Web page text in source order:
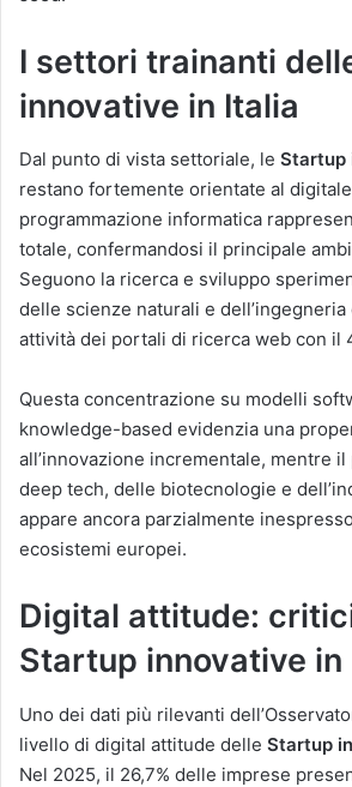
I settori trainanti
innovative in Italia
Dal punto di vista settoriale, le Startup
restano fortemente orientate al
programmazione informatica
totale, confermandosi il principale
Seguono la ricerca e sviluppo
delle scienze naturali e dell’ingegneria
attività dei portali di ricerca web con il
Questa concentrazione su modelli
knowledge-based evidenzia una
all’innovazione incrementale, mentre
deep tech, delle biotecnologie e
appare ancora parzialmente
ecosistemi europei.
Digital attitude:
Startup innovative in
Uno dei dati più rilevanti
livello di digital attitude delle Startup
Nel 2025, il 26,7% delle imprese